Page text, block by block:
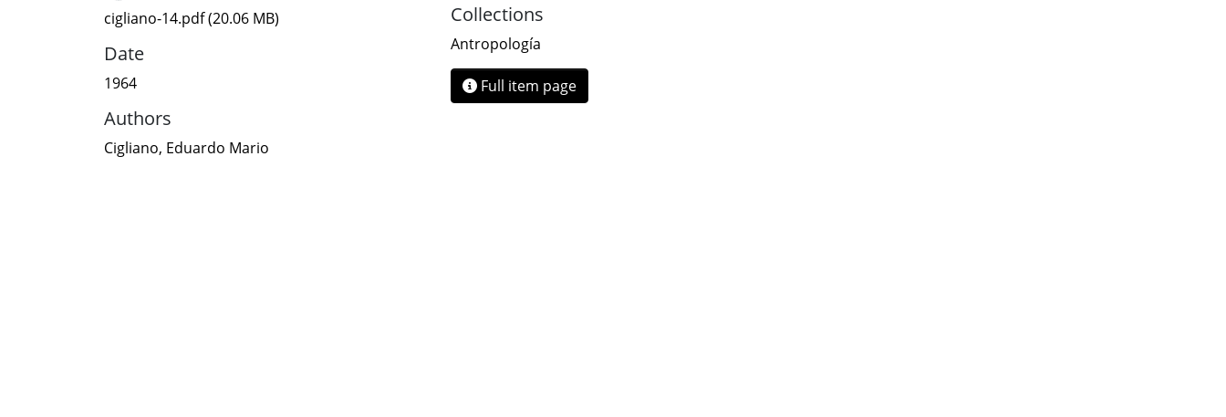
cigliano-14.pdf(20.06 MB)
Date
1964
Authors
Cigliano, Eduardo Mario
Collections
Antropología
Full item page